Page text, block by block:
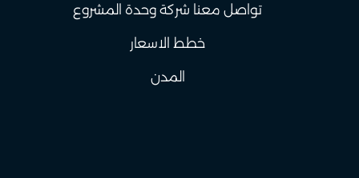
تواصل معنا شركة وحدة المشروع
خطط الاسعار
المدن